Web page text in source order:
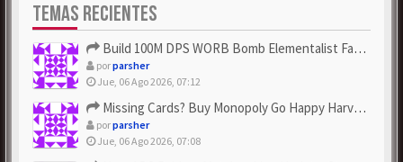
TEMAS RECIENTES
Build 100M DPS WORB Bomb Elementalist Fast - Grab POE Curren...
porparsher
Jue, 06 Ago 2026, 07:12
Missing Cards? Buy Monopoly Go Happy Harvest with Looney Tun...
porparsher
Jue, 06 Ago 2026, 07:08